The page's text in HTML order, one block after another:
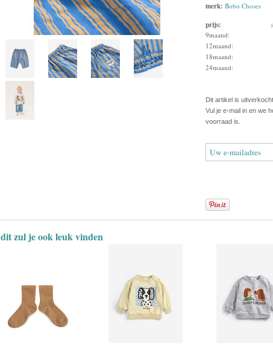
merk: Bobo Choses
prijs:
9maand:
12maand:
18maand:
24maand:
Dit artikel is uitverkocht.
Vul je e-mail in en we
voorraad is.
dit zul je ook leuk vinden